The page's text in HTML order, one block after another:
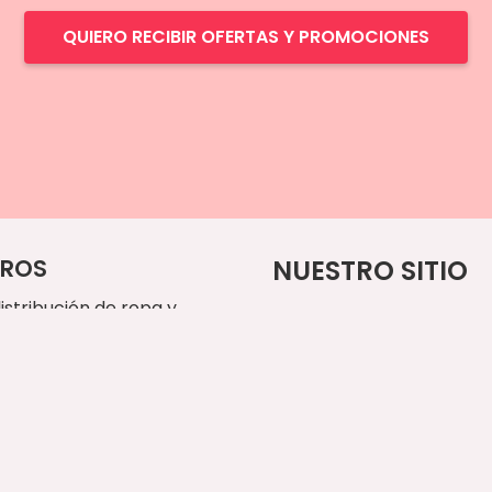
QUIERO RECIBIR OFERTAS Y PROMOCIONES
de ropa y
NUESTRO SITIO